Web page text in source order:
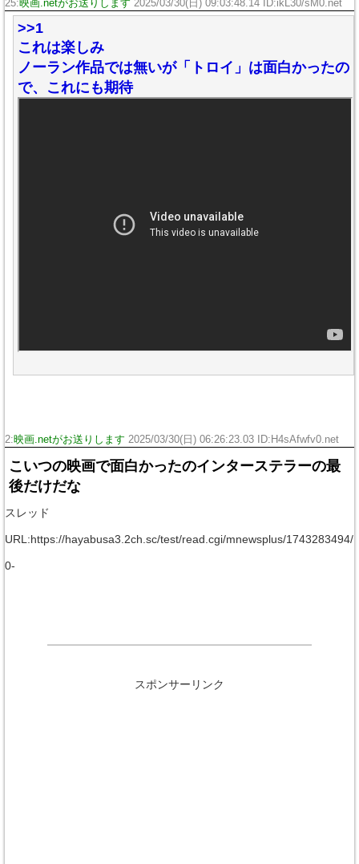
25:映画.netがお送りします 2025/03/30(日) 09:03:48.14 ID:ikL30/sM0.net
>>1
これは楽しみ
ノーラン作品では無いが「トロイ」は面白かったの
で、これにも期待
2:映画.netがお送りします 2025/03/30(日) 06:26:23.03 ID:H4sAfwfv0.net
こいつの映画で面白かったのインターステラーの最
後だけだな
スレッド
URL:https://hayabusa3.2ch.sc/test/read.cgi/mnewsplus/1743283494/
0-
スポンサーリンク